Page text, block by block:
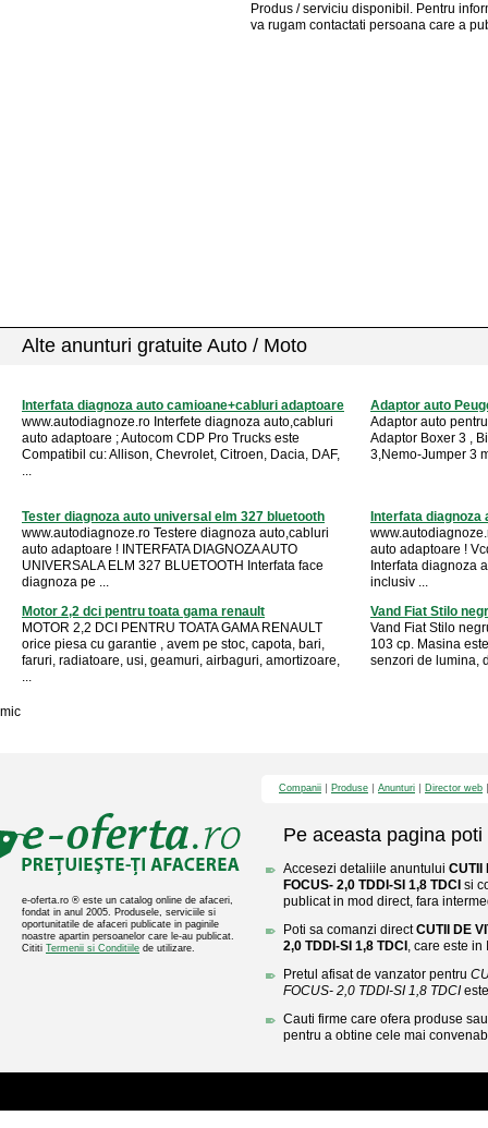
Produs / serviciu disponibil . Pentru
va rugam contactati persoana care a
Alte anunturi gratuite Auto / Moto
Interfata diagnoza auto camioane+cabluri adaptoare
www.autodiagnoze.ro Interfete diagnoza auto,cabluri
auto adaptoare ; Autocom CDP Pro Trucks este
Compatibil cu: Allison, Chevrolet, Citroen, Dacia, DAF,
...
Adaptor auto
Adaptor auto
Adaptor Boxer 3 ,
3,Nemo-Jumper 3
Tester diagnoza auto universal elm 327 bluetooth
www.autodiagnoze.ro Testere diagnoza auto,cabluri
auto adaptoare ! INTERFATA DIAGNOZA AUTO
UNIVERSALA ELM 327 BLUETOOTH Interfata face
diagnoza pe ...
Interfata diagnoza
auto adaptoare !
Interfata diagnoza
inclusiv ...
Motor 2,2 dci pentru toata gama renault
MOTOR 2,2 DCI PENTRU TOATA GAMA RENAULT
orice piesa cu garantie , avem pe stoc, capota, bari,
faruri, radiatoare, usi, geamuri, airbaguri, amortizoare,
...
Vand Fiat Stilo
Vand Fiat Stilo
103 cp. Masina
senzori de lumina,
mic
e-oferta.ro ® este un catalog online de afaceri,
fondat in anul 2005. Produsele, serviciile si
oportunitatile de afaceri publicate in paginile
noastre apartin persoanelor care le-au publicat.
Cititi Termenii si Conditiile de utilizare.
Companii Produse Anunturi Director web
Pe aceasta pagina poti
Accesezi detaliile anuntului CUTII
FOCUS- 2,0 TDDI-SI 1,8 TDCI si
publicat in mod direct, fara
Poti sa comanzi directCUTII DE
2,0 TDDI-SI 1,8 TDCI , care este in
Pretul afisat de vanzator pentru
FOCUS- 2,0 TDDI-SI 1,8 TDCI
Cauti firme care ofera produse
pentru a obtine cele mai